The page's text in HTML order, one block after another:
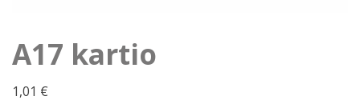
A17 kartio
1,01 €